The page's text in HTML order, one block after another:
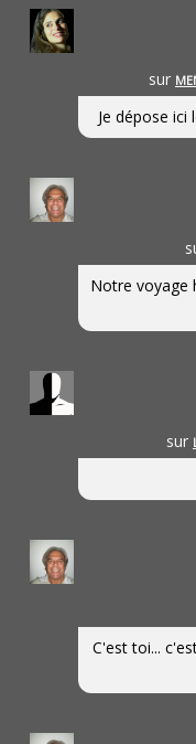
sur
Je dépose ici
Notre voyage
sur
C'est toi...